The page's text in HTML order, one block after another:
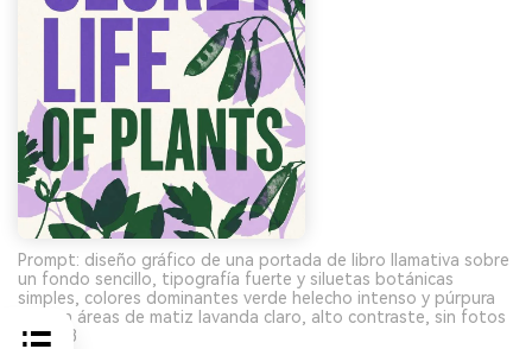
Prompt: diseño gráfico de una portada de libro llamativa sobre
un fondo sencillo, tipografía fuerte y siluetas botánicas
simples, colores dominantes verde helecho intenso y púrpura
iris con áreas de matiz lavanda claro, alto contraste, sin fotos
--ar 2:3